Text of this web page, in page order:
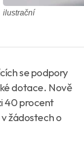
ilustrační
se podpory
dotace. Nově
40 procent
žádostech o